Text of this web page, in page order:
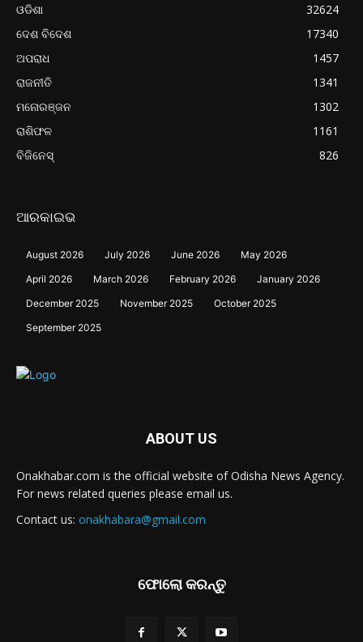
ଓଡିଶା
32624
ଦେଶ ବିଦେଶ
17340
ଅପରାଧ
1457
ରାଜନୀତି
1341
ମନୋରଞ୍ଜନ
1302
ରାଶିଫଳ
1161
ବିଜିନେସ୍
826
ଆରକାଇଭ
August 2026 July 2026 June 2026
May 2026
April 2026
March 2026 February 2026
January 2026
December 2025
November 2025
October 2025
September 2025
ABOUT US
Onakhabar.com is the official website of Odisha News Agency.
For news related queries please email us.
Contact us: onakhabara@gmail.com
ଫୋଲୋ କରନ୍ତୁ